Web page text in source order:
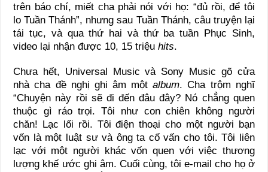
trên báo chí, miết cha phải nói với họ: “đủ rồi, để tôi
lo Tuần Thánh”, nhưng sau Tuần Thánh, câu truyện lại
tái tục, và qua thứ hai và thứ ba tuần Phục Sinh,
video lại nhận được 10, 15 triệuhits.
Chưa hết, Universal Music và Sony Music gõ cửa
nhà cha đề nghị ghi âm mộtalbum. Cha trộm nghĩ
“Chuyện này rồi sẽ đi đến đâu đây? Nó chẳng quen
thuộc gì ráo trọi. Tôi như con chiên không người
chăn! Lạc lối rồi. Tôi điện thoại cho một người bạn
vốn là một luật sư và ông ta cố vấn cho tôi. Tôi liên
lạc với một người khác vốn quen với việc thương
lượng khế ước ghi âm. Cuối cùng, tôi e-mail cho họ ở